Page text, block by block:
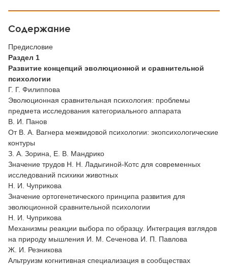
Содержание
Предисловие
Раздел 1
Развитие концепций эволюционной и сравнительной
психологии
Г. Г. Филиппова
Эволюционная сравнительная психология: проблемы
предмета исследования категориального аппарата
В. И. Панов
От В. А. Вагнера межвидовой психологии: экопсихологические
контуры
З. А. Зорина, Е. В. Мандрико
Значение трудов Н. Н. Ладыгиной-Котс для современных
исследований психики животных
Н. И. Чуприкова
Значение ортогенетического принципа развития для
эволюционной сравнительной психологии
Н. И. Чуприкова
Механизмы реакции выбора по образцу. Интеграция взглядов
на природу мышления И. М. Сеченова И. П. Павлова
Ж. И. Резникова
Альтруизм когнитивная специализация в сообществах